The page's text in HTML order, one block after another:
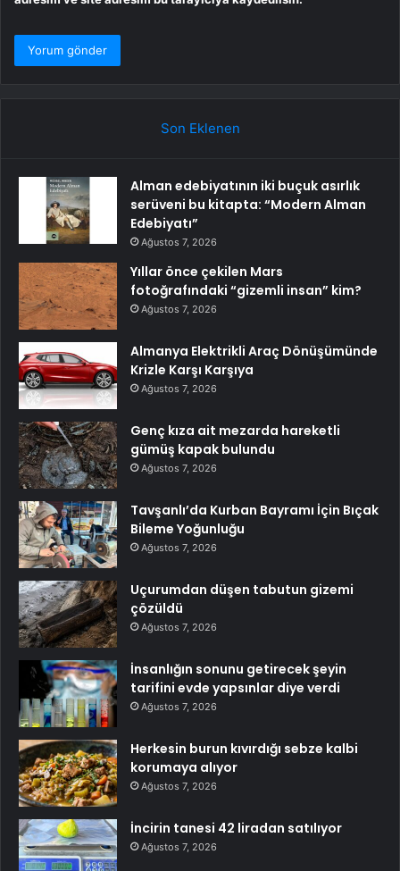
Son Eklenen
Alman edebiyatının iki buçuk asırlık
serüveni bu kitapta: “Modern Alman
Edebiyatı”
Ağustos 7, 2026
Yıllar önce çekilen Mars
fotoğrafındaki “gizemli insan” kim?
Ağustos 7, 2026
Almanya Elektrikli Araç Dönüşümünde
Krizle Karşı Karşıya
Ağustos 7, 2026
Genç kıza ait mezarda hareketli
gümüş kapak bulundu
Ağustos 7, 2026
Tavşanlı’da Kurban Bayramı İçin Bıçak
Bileme Yoğunluğu
Ağustos 7, 2026
Uçurumdan düşen tabutun gizemi
çözüldü
Ağustos 7, 2026
İnsanlığın sonunu getirecek şeyin
tarifini evde yapsınlar diye verdi
Ağustos 7, 2026
Herkesin burun kıvırdığı sebze kalbi
korumaya alıyor
Ağustos 7, 2026
İncirin tanesi 42 liradan satılıyor
Ağustos 7, 2026